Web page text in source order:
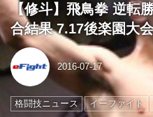
【修斗】飛鳥拳 逆転
合結果 7.17後楽園大会
2016-07-17
格闘技ニュース イーファイト